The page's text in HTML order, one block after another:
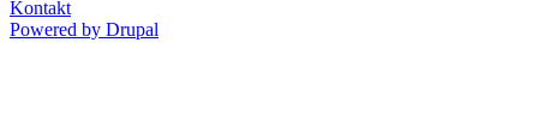
Kontakt
Powered by Drupal